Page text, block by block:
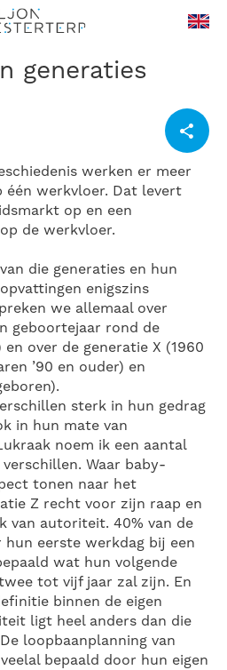
generaties
werken er meer
één werkvloer. Dat levert
op en een
de werkvloer.
die generaties en hun
enigszins
we allemaal over
geboortejaar rond de
over de generatie X (1960
’90 en ouder) en
sterk in hun gedrag
in hun mate van
noem ik een aantal
Waar baby-
tonen naar het
Z recht voor zijn raap en
van autoriteit. 40% van de
eerste werkdag bij een
wat hun volgende
tot vijf jaar zal zijn. En
binnen de eigen
ligt heel anders dan die
loopbaanplanning van
bepaald door hun eigen